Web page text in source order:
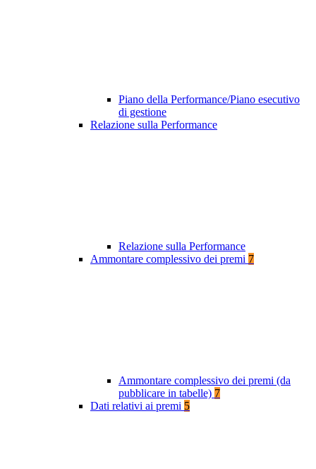
Piano della Performance/Piano esecutivo
di gestione
Relazione sulla Performance
Relazione sulla Performance
Ammontare complessivo dei premi 7
Ammontare complessivo dei premi (da
pubblicare in tabelle) 7
Dati relativi ai premi 5